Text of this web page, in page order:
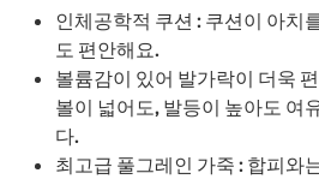
인체공학적 쿠션 : 쿠션이 아치
도 편안해요.
볼륨감이 있어 발가락이 더욱
볼이 넓어도, 발등이 높아도 여
다.
최고급 풀그레인 가죽 : 합피와